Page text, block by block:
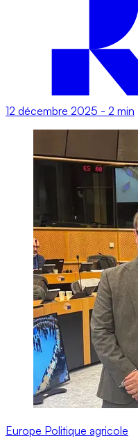
12 décembre 2025 - 2 min
Europe Politique agricole